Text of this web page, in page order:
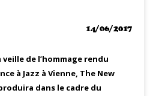
14/06/2017
de l’hommage rendu
à Jazz à Vienne, The New
dans le cadre du